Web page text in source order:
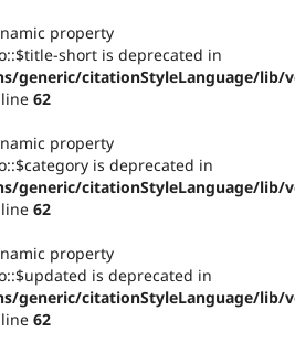
property
short is deprecated in
generic/citationStyleLanguage/lib/
62
property
is deprecated in
generic/citationStyleLanguage/lib/
62
property
is deprecated in
generic/citationStyleLanguage/lib/
62